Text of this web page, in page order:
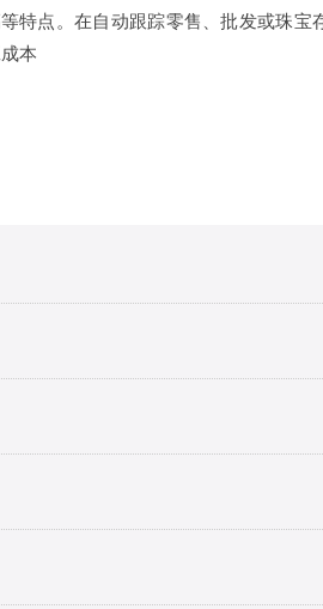
特点。在自动跟踪零售、批发或珠宝
本